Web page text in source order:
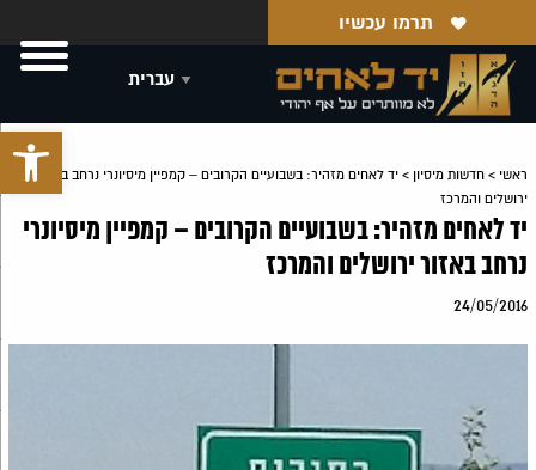
פתח
תרמו עכשיו
ראשי > חדשות מיסיון > יד לאחים מזהיר: בשבועיים הקרובים – קמפיין מיסיונרי נרחב באזור
ירושלים והמרכז
יד לאחים מזהיר: בשבועיים הקרובים – קמפיין מיסיונרי
נרחב באזור ירושלים והמרכז
24/05/2016